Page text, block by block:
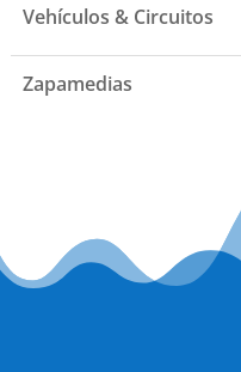
Vehículos & Circuitos
Zapamedias